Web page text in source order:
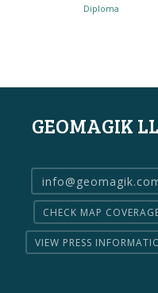
Diploma
GEOMAGIK
CHECK MAP
VIEW PRESS